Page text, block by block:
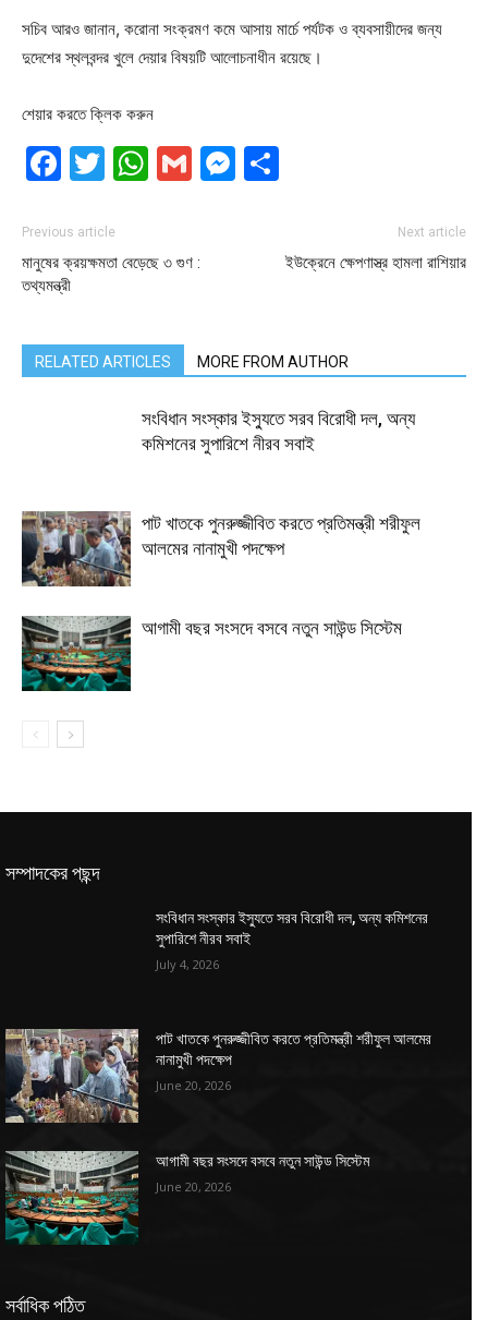
সচিব আরও জানান, করোনা সংক্রমণ কমে আসায় মার্চে পর্যটক ও ব্যবসায়ীদের জন্য
দুদেশের স্থলবন্দর খুলে দেয়ার বিষয়টি আলোচনাধীন রয়েছে।
শেয়ার করতে ক্লিক করুন
Facebook
Twitter
WhatsApp
GmailMessenger
Previous article
মানুষের ক্রয়ক্ষমতা বেড়েছে ৩ গুণ :
তথ্যমন্ত্রী
Next article
ইউক্রেনে ক্ষেপণাস্ত্র হামলা রাশিয়ার
RELATED ARTICLES MORE FROM AUTHOR
সংবিধান সংস্কার ইস্যুতে সরব বিরোধী দল, অন্য
কমিশনের সুপারিশে নীরব সবাই
পাট খাতকে পুনরুজ্জীবিত করতে প্রতিমন্ত্রী শরীফুল
আলমের নানামুখী পদক্ষেপ
আগামী বছর সংসদে বসবে নতুন সাউন্ড সিস্টেম
সম্পাদকের পছন্দ
সংবিধান সংস্কার ইস্যুতে সরব বিরোধী দল, অন্য কমিশনের
সুপারিশে নীরব সবাই
July 4, 2026
পাট খাতকে পুনরুজ্জীবিত করতে প্রতিমন্ত্রী শরীফুল আলমের
নানামুখী পদক্ষেপ
June 20, 2026
আগামী বছর সংসদে বসবে নতুন সাউন্ড সিস্টেম
June 20, 2026
সর্বাধিক পঠিত